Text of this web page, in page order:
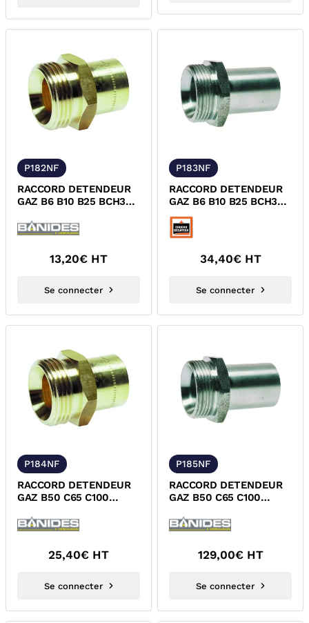
P182NF
RACCORD DETENDEUR
GAZ B6 B10 B25 BCH30
CUIVRE NF
13,20€ HT
Se connecter
P183NF
RACCORD DETENDEUR
GAZ B6 B10 B25 BCH30
MALE JSC/A SOUDER
ACIER NF
34,40€ HT
Se connecter
P184NF
RACCORD DETENDEUR
GAZ B50 C65 C100
SOUDER CUIVRE NF
25,40€ HT
Se connecter
P185NF
RACCORD DETENDEUR
GAZ B50 C65 C100
SOUDER ACIER NF
129,00€ HT
Se connecter